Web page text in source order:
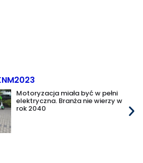
Motoryzacja miała być w pełni
elektryczna. Branża nie wierzy w
rok 2040